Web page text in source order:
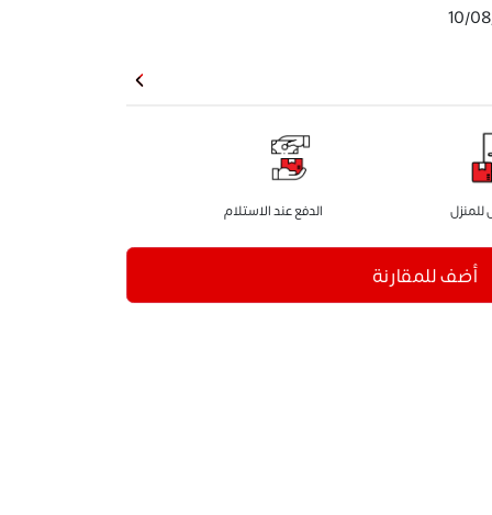
10/
الدفع عند الاستلام
أضف للمقارنة